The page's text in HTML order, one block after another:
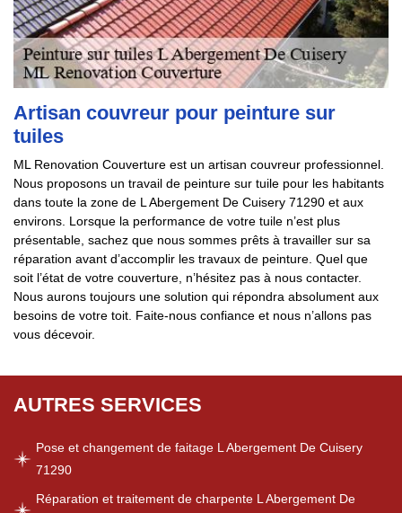
Artisan couvreur pour peinture sur
tuiles
ML Renovation Couverture est un artisan couvreur professionnel.
Nous proposons un travail de peinture sur tuile pour les habitants
dans toute la zone de L Abergement De Cuisery 71290 et aux
environs. Lorsque la performance de votre tuile n’est plus
présentable, sachez que nous sommes prêts à travailler sur sa
réparation avant d’accomplir les travaux de peinture. Quel que
soit l’état de votre couverture, n’hésitez pas à nous contacter.
Nous aurons toujours une solution qui répondra absolument aux
besoins de votre toit. Faite-nous confiance et nous n’allons pas
vous décevoir.
AUTRES SERVICES
Pose et changement de faitage L Abergement De Cuisery
71290
Réparation et traitement de charpente L Abergement De